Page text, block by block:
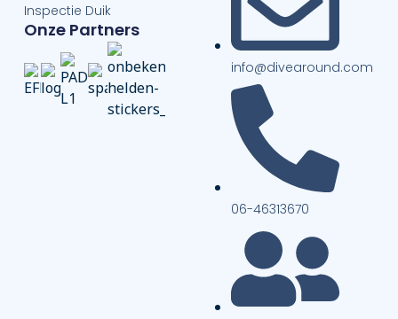
Inspectie Duik
Onze Partners
info@divearound.com
06-46313670